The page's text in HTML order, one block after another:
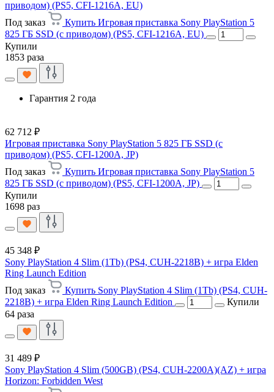
приводом) (PS5, CFI-1216A, EU)
Под заказ
Купить Игровая приставка Sony PlayStation 5
825 ГБ SSD (c приводом) (PS5, CFI-1216A, EU)
Купили
1853 раза
Гарантия 2 года
62 712 ₽
Игровая приставка Sony PlayStation 5 825 ГБ SSD (c
приводом) (PS5, CFI-1200A, JP)
Под заказ
Купить Игровая приставка Sony PlayStation 5
825 ГБ SSD (c приводом) (PS5, CFI-1200A, JP)
Купили
1698 раз
45 348 ₽
Sony PlayStation 4 Slim (1Tb) (PS4, CUH-2218B) + игра Elden
Ring Launch Edition
Под заказ
Купить Sony PlayStation 4 Slim (1Tb) (PS4, CUH-
2218B) + игра Elden Ring Launch Edition
Купили
64 раза
31 489 ₽
Sony PlayStation 4 Slim (500GB) (PS4, CUH-2200A)(AZ) + игра
Horizon: Forbidden West